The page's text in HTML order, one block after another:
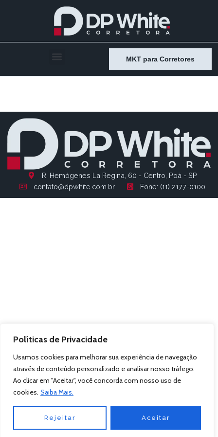
Políticas de Privacidade
Usamos cookies para melhorar sua experiência de navegação
através de conteúdo personalizado e analisar nosso tráfego.
Ao clicar em "Aceitar", você concorda com nosso uso de
cookies. Saiba Mais.
Rejeitar Aceitar
MKT para Corretores
R. Hemógenes La Regina, 60 - Centro, Poá - SP
contato@dpwhite.com.br
Fone: (11) 2177-0100